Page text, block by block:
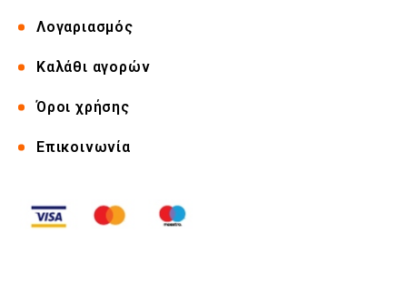
Λογαριασμός
Καλάθι αγορών
Όροι χρήσης
Επικοινωνία